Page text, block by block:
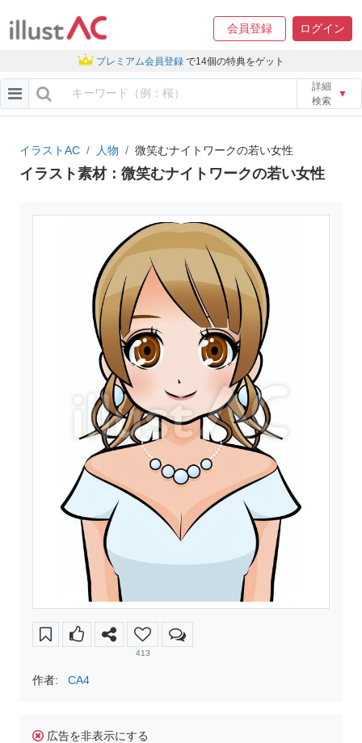
会員登録 ログイン
プレミアム会員登録 で14個の特典をゲット
詳細
検索
▼
イラストAC 人物 微笑むナイトワークの若い女性
イラスト素材：微笑むナイトワークの若い女性
413
作者: CA4
広告を非表示にする